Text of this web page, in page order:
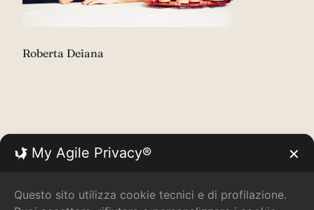
Roberta Deiana
My Agile Privacy® ✕
Questo sito utilizza cookie tecnici e di profilazione.